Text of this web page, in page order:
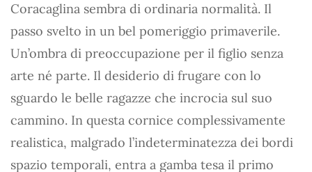
Coracaglina sembra di ordinaria normalità. Il
passo svelto in un bel pomeriggio primaverile.
Un’ombra di preoccupazione per il figlio senza
arte né parte. Il desiderio di frugare con lo
sguardo le belle ragazze che incrocia sul suo
cammino. In questa cornice complessivamente
realistica, malgrado l’indeterminatezza dei bordi
spazio temporali, entra a gamba tesa il primo